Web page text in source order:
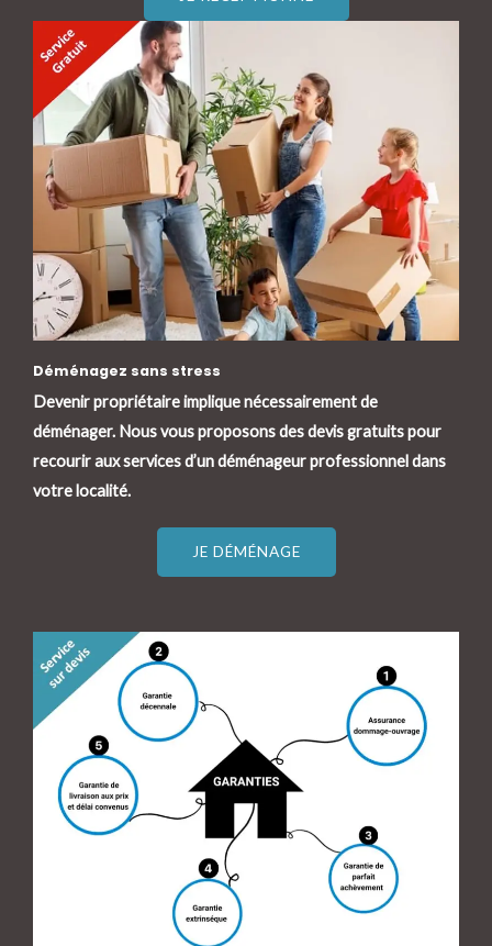
Déménagez sans stress
Devenir propriétaire implique nécessairement de
déménager. Nous vous proposons des devis gratuits pour
recourir aux services d’un déménageur professionnel dans
votre localité.
JE DÉMÉNAGE